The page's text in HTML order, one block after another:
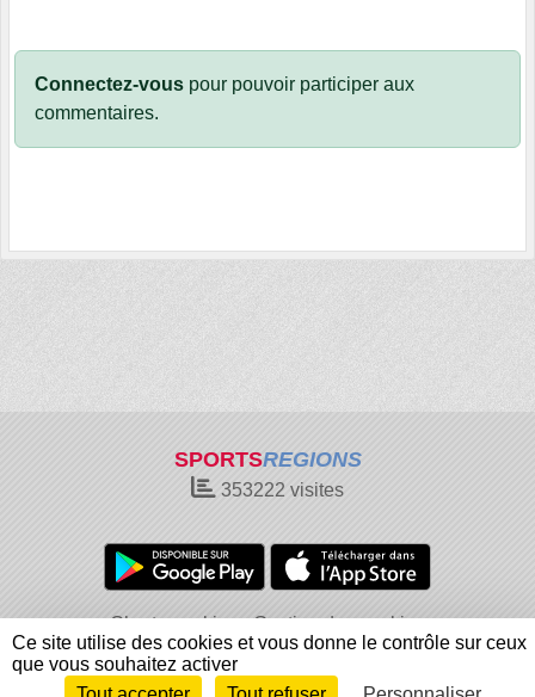
Connectez-vous pour pouvoir participer aux
commentaires.
SPORTSREGIONS
353222 visites
Charte cookies
Gestion des cookies
Informations légales
Signaler un contenu inapproprié
Ce site utilise des cookies et vous donne le contrôle sur ceux
que vous souhaitez activer